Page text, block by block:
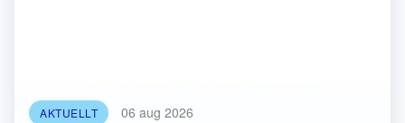
AKTUELLT 06 aug 2026